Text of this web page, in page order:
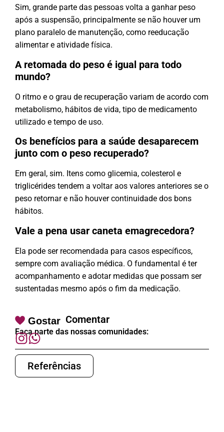
Sim, grande parte das pessoas volta a ganhar peso
após a suspensão, principalmente se não houver um
plano paralelo de manutenção, como reeducação
alimentar e atividade física.
A retomada do peso é igual para todo
mundo?
O ritmo e o grau de recuperação variam de acordo com
metabolismo, hábitos de vida, tipo de medicamento
utilizado e tempo de uso.
Os benefícios para a saúde desaparecem
junto com o peso recuperado?
Em geral, sim. Itens como glicemia, colesterol e
triglicérides tendem a voltar aos valores anteriores se o
peso retornar e não houver continuidade dos bons
hábitos.
Vale a pena usar caneta emagrecedora?
Ela pode ser recomendada para casos específicos,
sempre com avaliação médica. O fundamental é ter
acompanhamento e adotar medidas que possam ser
sustentadas mesmo após o fim da medicação.
Gostar Comentar
Faça parte das nossas comunidades:
Referências